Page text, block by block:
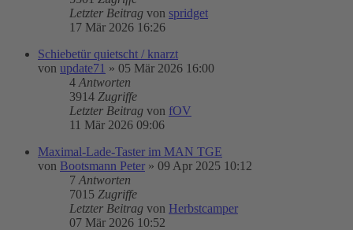
Letzter Beitrag von spridget
17 Mär 2026 16:26
Schiebetür quietscht / knarzt
von update71 » 05 Mär 2026 16:00
4 Antworten
3914 Zugriffe
Letzter Beitrag von fOV
11 Mär 2026 09:06
Maximal-Lade-Taster im MAN TGE
von Bootsmann Peter » 09 Apr 2025 10:12
7 Antworten
7015 Zugriffe
Letzter Beitrag von Herbstcamper
07 Mär 2026 10:52